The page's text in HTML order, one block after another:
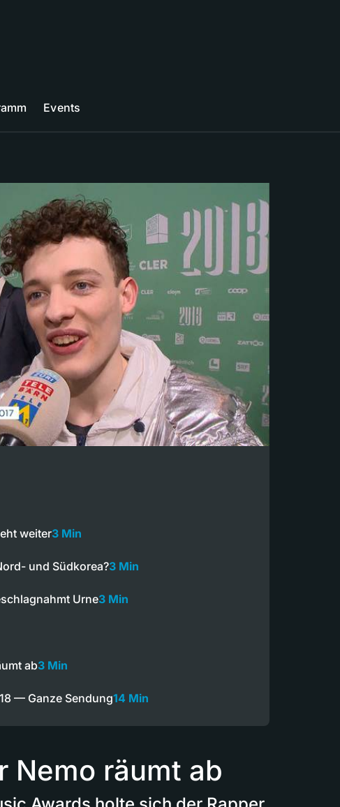
Events
weiter3 Min
und Südkorea?3 Min
Urne3 Min
ab3 Min
— Ganze Sendung14 Min
Nemo räumt ab